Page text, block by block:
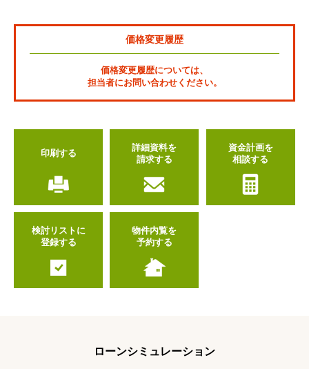
価格変更履歴
価格変更履歴については、
担当者にお問い合わせください。
印刷する
詳細資料を
請求する
資金計画を
相談する
検討リストに
登録する
物件内覧を
予約する
ローンシミュレーション